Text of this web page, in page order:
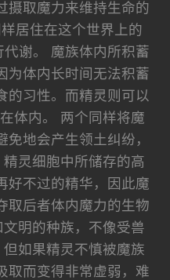
摄取魔力来维持生命的
居住在这个世界上的
代谢。 魔族体内所积蓄
为体内长时间无法积蓄
的习性。而精灵则可以
体内。 两个同样将魔
地会产生领土纠纷，
灵细胞中所储存的高
好不过的精华，因此魔
取后者体内魔力的生物
明的种族，不像受兽
如果精灵不慎被魔族
取而变得非常虚弱，难